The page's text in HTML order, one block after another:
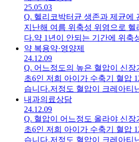
게 어떨까요?4주를 복용해야 하
부탁드립니다.안그럼 내일 의사
25.05.03
Q. 헬리코박터균 생존과 제균에
지난해 여름 위축성 위염으로
다.약 1년이 안되는 기간에 위축
했던 아내는 1차 성공 후 어제
전했다는 것입니다.왜그럴까 생
몸염증이나 치석, 약했던 구강
였던 것이죠.구강에 있는 헬리
약 복용약·영양제
24.12.09
Q. 어느정도의 높은 혈압이 신
초6인 저희 아이가 수축기 혈압
습니다.저정도 혈압이 크레아티
고혈압일때 신장기능 저하에 영
내과의료상담
24.12.09
Q. 혈압이 어느정도 올라야 신장
초6인 저희 아이가 수축기 혈압
습니다.저정도 혈압이 크레아티